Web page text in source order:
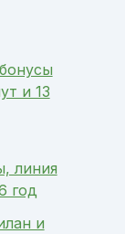
и 13
линия
год
и